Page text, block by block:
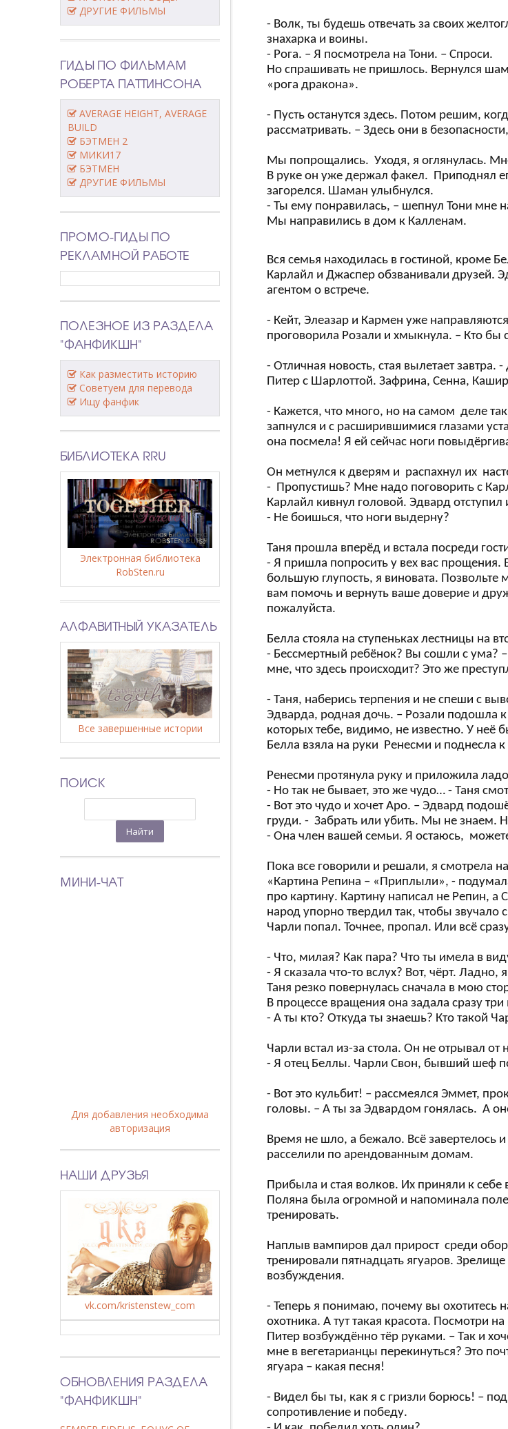
- Волк, ты будешь отвечать за своих
знахарка и воины.
- Рога. – Я посмотрела на Тони. – Спроси.
Но спрашивать не пришлось. Вернулся
«рога дракона».
- Пусть останутся здесь. Потом решим,
рассматривать. – Здесь они в
Мы попрощались. Уходя, я оглянулась.
В руке он уже держал факел. Приподнял
загорелся. Шаман улыбнулся.
- Ты ему понравилась, – шепнул Тони мне
Мы направились в дом к Калленам.
Вся семья находилась в гостиной, кроме
Карлайл и Джаспер обзванивали друзей.
агентом о встрече.
- Кейт, Элеазар и Кармен уже
проговорила Розали и хмыкнула. – Кто бы
- Отличная новость, стая вылетает
Питер с Шарлоттой. Зафрина, Сенна,
- Кажется, что много, но на самом деле
запнулся и с расширившимися глазами
она посмела! Я ей сейчас ноги
Он метнулся к дверям и распахнул их
- Пропустишь? Мне надо поговорить с
Карлайл кивнул головой. Эдвард отступил
- Не боишься, что ноги выдерну?
Таня прошла вперёд и встала посреди
- Я пришла попросить у вех вас
большую глупость, я виновата. Позвольте
вам помочь и вернуть ваше доверие и
пожалуйста.
Белла стояла на ступеньках лестницы на
- Бессмертный ребёнок? Вы сошли с ума?
мне, что здесь происходит? Это же
- Таня, наберись терпения и не спеши с
Эдварда, родная дочь. – Розали подошла
которых тебе, видимо, не известно. У неё
Белла взяла на руки Ренесми и поднесла
Ренесми протянула руку и приложила
- Но так не бывает, это же чудо… - Таня
- Вот это чудо и хочет Аро. – Эдвард
груди. - Забрать или убить. Мы не знаем.
- Она член вашей семьи. Я остаюсь,
Пока все говорили и решали, я смотрела
«Картина Репина – «Приплыли», -
про картину. Картину написал не Репин,
народ упорно твердил так, чтобы
Чарли попал. Точнее, пропал. Или всё
- Что, милая? Как пара? Что ты имела в
- Я сказала что-то вслух? Вот, чёрт. Ладно,
Таня резко повернулась сначала в мою
В процессе вращения она задала сразу три
- А ты кто? Откуда ты знаешь? Кто такой
Чарли встал из-за стола. Он не отрывал от
- Я отец Беллы. Чарли Свон, бывший шеф
- Вот это кульбит! – рассмеялся Эммет,
головы. – А ты за Эдвардом гонялась. А
Время не шло, а бежало. Всё завертелось
расселили по арендованным домам.
Прибыла и стая волков. Их приняли к
Поляна была огромной и напоминала
тренировать.
Наплыв вампиров дал прирост среди
тренировали пятнадцать ягуаров.
возбуждения.
- Теперь я понимаю, почему вы охотитесь
охотника. А тут такая красота. Посмотри
Питер возбуждённо тёр руками. – Так и
мне в вегетарианцы перекинуться? Это
ягуара – какая песня!
- Видел бы ты, как я с гризли борюсь! –
сопротивление и победу.
ДРУГИЕ ФИЛЬМЫ
ГИДЫ ПО ФИЛЬМАМ
РОБЕРТА ПАТТИНСОНА
AVERAGE HEIGHT, AVERAGE
BUILD
БЭТМЕН 2
МИКИ17
БЭТМЕН
ДРУГИЕ ФИЛЬМЫ
ПРОМО-ГИДЫ ПО
РЕКЛАМНОЙ РАБОТЕ
ПОЛЕЗНОЕ ИЗ РАЗДЕЛА
"ФАНФИКШН"
Как разместить историю
Советуем для перевода
Ищу фанфик
БИБЛИОТЕКА RRU
Электронная библиотека
RobSten.ru
АЛФАВИТНЫЙ УКАЗАТЕЛЬ
Все завершенные истории
ПОИСК
МИНИ-ЧАТ
Для добавления необходима
авторизация
НАШИ ДРУЗЬЯ
vk.com/kristenstew_com
ОБНОВЛЕНИЯ РАЗДЕЛА
"ФАНФИКШН"